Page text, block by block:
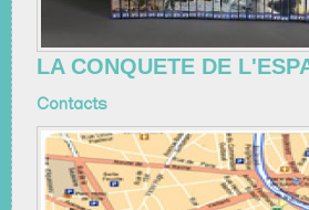
LA CONQUETE DE
Contacts